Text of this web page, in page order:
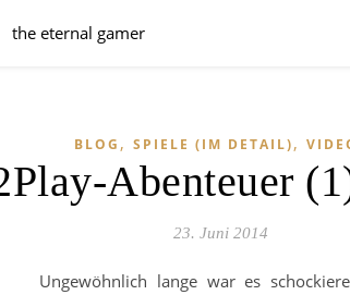
BLOG , SPIELE (IM DETAIL),
Abenteuer
23. Juni 2014
Ungewöhnlich lange war es